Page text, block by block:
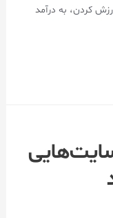
کردن، به درآمد
سایت‌هایی